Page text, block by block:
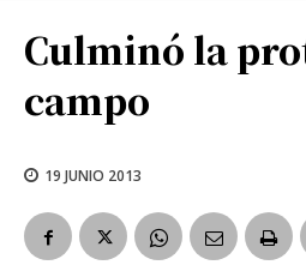
Culminó la
campo
19 JUNIO 2013